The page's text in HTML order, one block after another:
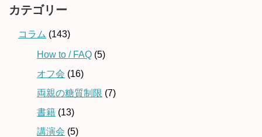
カテゴリー
コラム (143)
How to / FAQ (5)
オフ会 (16)
両親の糖質制限 (7)
書籍 (13)
講演会 (5)